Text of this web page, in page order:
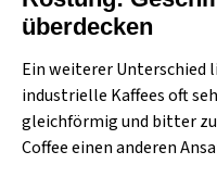
überdecken
Ein weiterer Unterschied
industrielle Kaffees oft
gleichförmig und bitter
Coffee einen anderen